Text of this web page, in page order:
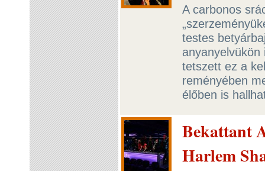
A carbonos
testes
anyanyelvükön
tetszett ez a
reményében
élőben is
Bekattant
Harlem